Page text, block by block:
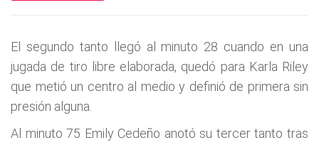
El segundo tanto llegó al minuto 28 cuando en una
jugada de tiro libre elaborada, quedó para Karla Riley
que metió un centro al medio y definió de primera sin
presión alguna.
Al minuto 75 Emily Cedeño anotó su tercer tanto tras